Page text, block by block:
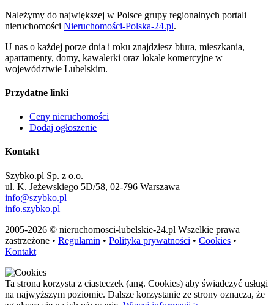
Należymy do największej w Polsce grupy regionalnych portali
nieruchomości Nieruchomości-Polska-24.pl.
U nas o każdej porze dnia i roku znajdziesz biura, mieszkania,
apartamenty, domy, kawalerki oraz lokale komercyjne w
województwie Lubelskim.
Przydatne linki
Ceny nieruchomości
Dodaj ogłoszenie
Kontakt
Szybko.pl Sp. z o.o.
ul. K. Jeżewskiego 5D/58, 02-796 Warszawa
info@szybko.pl
info.szybko.pl
2005-2026 © nieruchomosci-lubelskie-24.pl Wszelkie prawa
zastrzeżone • Regulamin • Polityka prywatności • Cookies •
Kontakt
Ta strona korzysta z ciasteczek (ang. Cookies) aby świadczyć usługi
na najwyższym poziomie. Dalsze korzystanie ze strony oznacza, że